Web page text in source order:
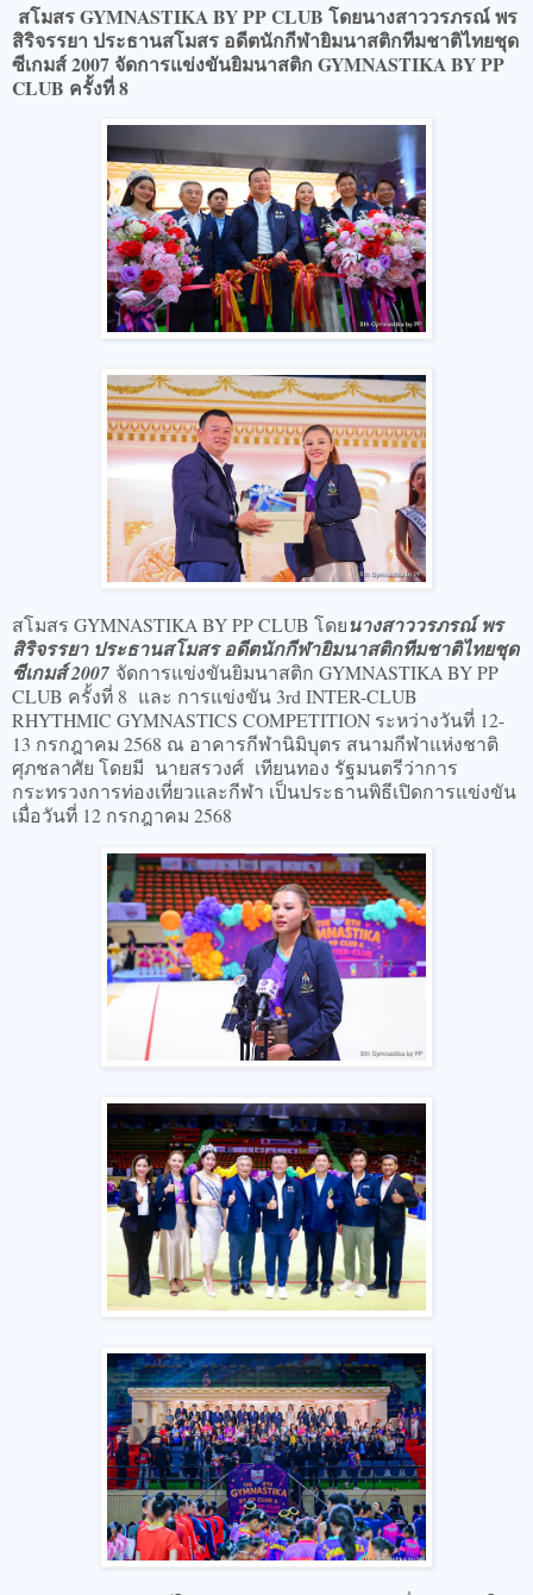
สโมสร GYMNASTIKA BY PP CLUB โดยนางสาววรภรณ์ พร
สิริจรรยา ประธานสโมสร อดีตนักกีฬายิมนาสติกทีมชาติไทยชุด
ซีเกมส์ 2007 จัดการแข่งขันยิมนาสติก GYMNASTIKA BY PP
CLUB ครั้งที่ 8
สโมสร GYMNASTIKA BY PP CLUB โดยนางสาววรภรณ์ พร
สิริจรรยา ประธานสโมสร อดีตนักกีฬายิมนาสติกทีมชาติไทยชุด
ซีเกมส์ 2007 จัดการแข่งขันยิมนาสติก GYMNASTIKA BY PP
CLUB ครั้งที่ 8 และ การแข่งขัน 3rd INTER-CLUB
RHYTHMIC GYMNASTICS COMPETITION ระหว่างวันที่ 12-
13 กรกฎาคม 2568 ณ อาคารกีฬานิมิบุตร สนามกีฬาแห่งชาติ
ศุภชลาศัย โดยมี นายสรวงศ์ เทียนทอง รัฐมนตรีว่าการ
กระทรวงการท่องเที่ยวและกีฬา เป็นประธานพิธีเปิดการแข่งขัน
เมื่อวันที่ 12 กรกฎาคม 2568